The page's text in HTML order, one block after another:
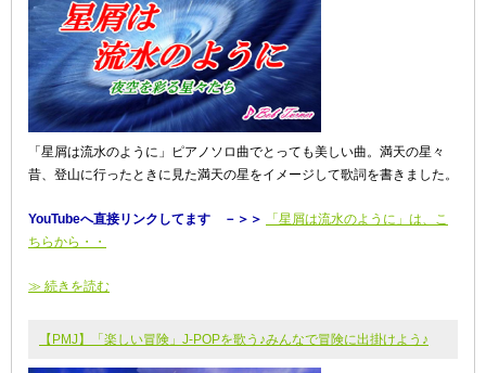
「星屑は流水のように」ピアノソロ曲でとっても美しい曲。満天の星々
昔、登山に行ったときに見た満天の星をイメージして歌詞を書きました。
YouTubeへ直接リンクしてます －＞＞
「星屑は流水のように」は、こ
ちらから・・
≫ 続きを読む
【PMJ】「楽しい冒険」J-POPを歌う♪みんなで冒険に出掛けよう♪